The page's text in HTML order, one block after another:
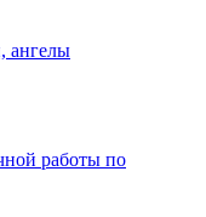
ангелы
работы по